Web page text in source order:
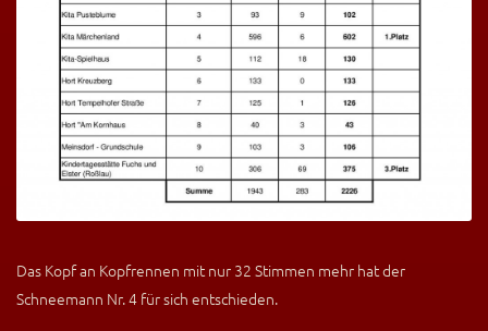
Das Kopf an Kopfrennen mit nur 32 Stimmen mehr hat der
Schneemann Nr. 4 für sich entschieden.